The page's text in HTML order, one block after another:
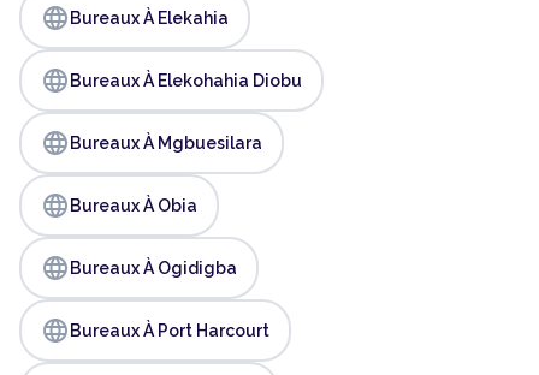
language Bureaux À Elekahia
language Bureaux À Elekohahia Diobu
language Bureaux À Mgbuesilara
language Bureaux À Obia
language Bureaux À Ogidigba
language Bureaux À Port Harcourt